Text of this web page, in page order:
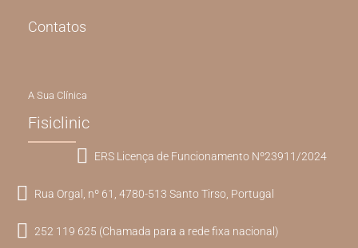
Contatos
A Sua Clínica
Fisiclinic
ERS Licença de Funcionamento Nº23911/2024
Rua Orgal, nº 61, 4780-513 Santo Tirso, Portugal
252 119 625 (Chamada para a rede fixa nacional)